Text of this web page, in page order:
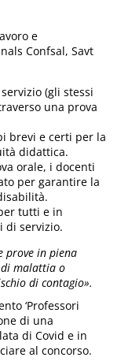
e
Confsal, Savt
(gli stessi
una prova
brevi e certi per la
didattica.
orale, i docenti
per garantire la
tutti e in
di servizio.
prove in piena
malattia o
di contagio».
‘Professori
di una
di Covid e in
al concorso.